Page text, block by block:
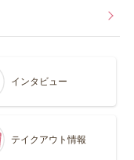
インタビュー
テイクアウト情報